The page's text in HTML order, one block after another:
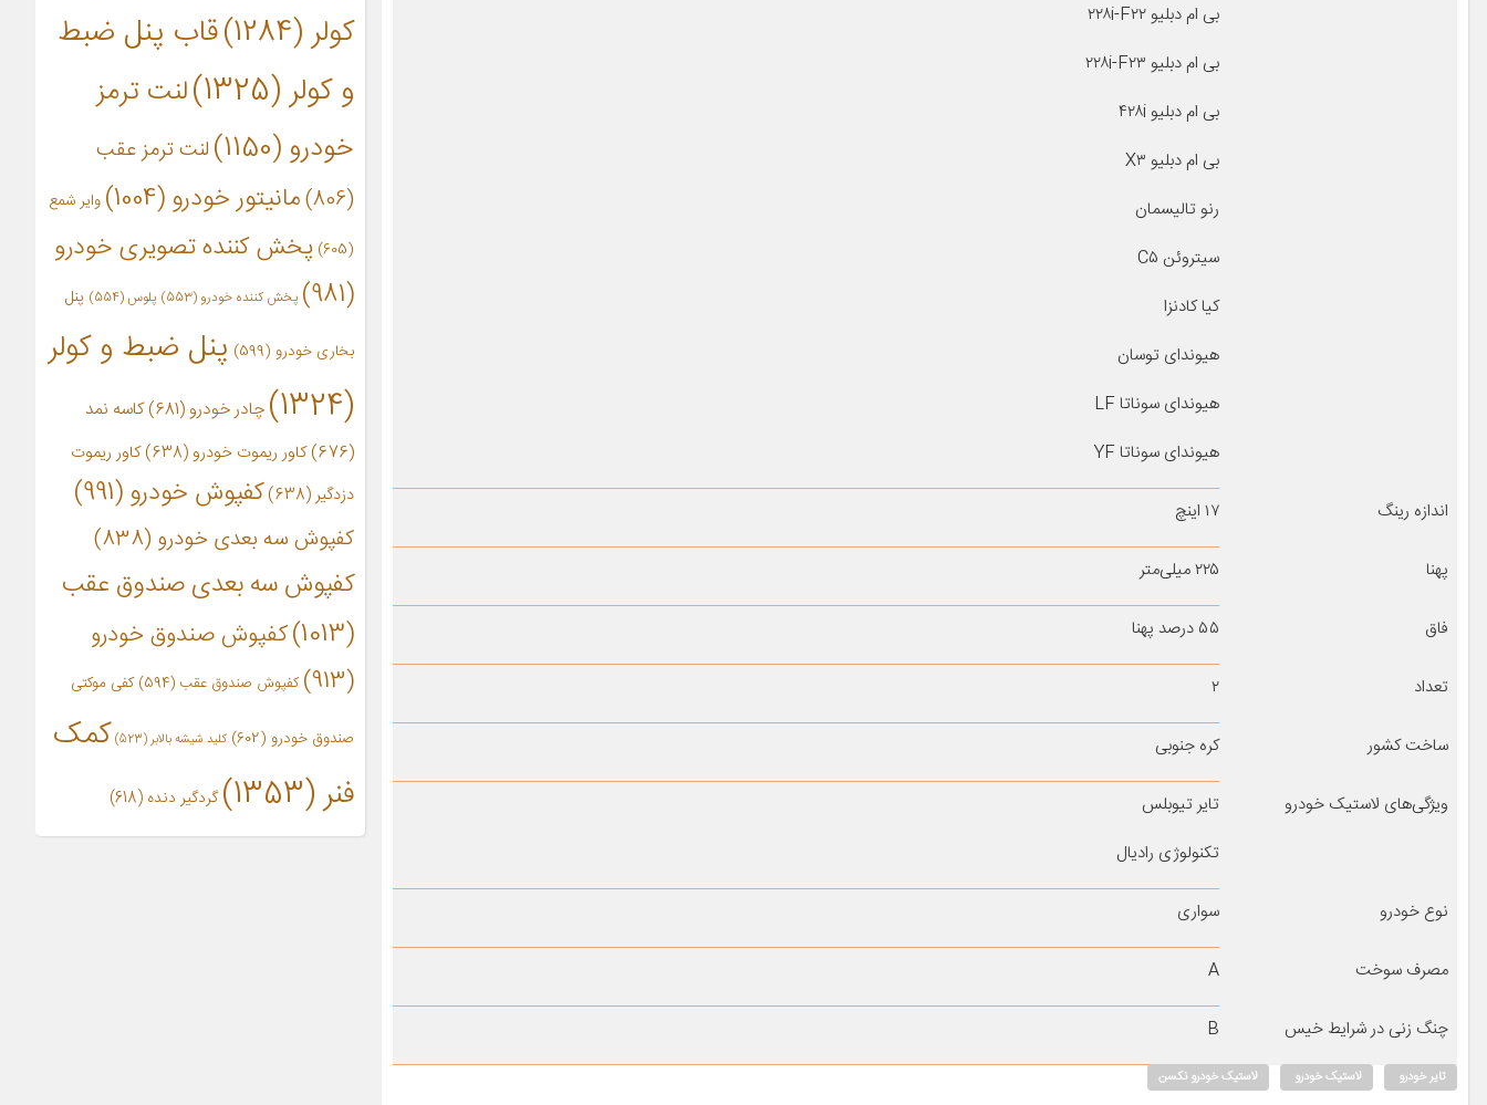
بی ام دبلیو ۲۲۸i-F۲۲
بی ام دبلیو ۲۲۸i-F۲۳
بی ام دبلیو ۴۲۸i
بی ام دبلیو X۳
رنو تالیسمان
سیتروئن C۵
کیا کادنزا
هیوندای توسان
هیوندای سوناتا LF
هیوندای سوناتا YF
اندازه رینگ ۱۷ اینچ
پهنا ۲۲۵ میلی‌متر
فاق ۵۵ درصد پهنا
تعداد ۲
ساخت کشور کره جنوبی
ویژگی‌های لاستیک خودرو
تایر تیوبلس
تکنولوژی رادیال
نوع خودرو سواری
مصرف سوخت A
چنگ زنی در شرایط خیس B
تایر خودرو لاستیک خودرو لاستیک خودرو نکسن
کولر(1284)
قاب پنل ضبط
و کولر(1325)
لنت ترمز
خودرو(1150)
لنت ترمز عقب
(806)
مانیتور خودرو(1004)
وایر شمع
(605)
پخش کننده تصویری خودرو
(981)
پخش کننده خودرو(553) پلوس(554) پنل
بخاری خودرو (599)
پنل ضبط و کولر
(1324)
چادر خودرو (681)
کاسه نمد
(676)
کاور ریموت خودرو(638)
کاور ریموت
دزدگیر(638) کفپوش خودرو(991)
کفپوش سه بعدی خودرو (838)
کفپوش سه بعدی صندوق عقب
(1013)
کفپوش صندوق خودرو
(913)
کفپوش صندوق عقب (594) کفی موکتی
صندوق خودرو (602) کلید شیشه بالابر(523)
کمک
فنر(1353) گردگیر دنده (618)